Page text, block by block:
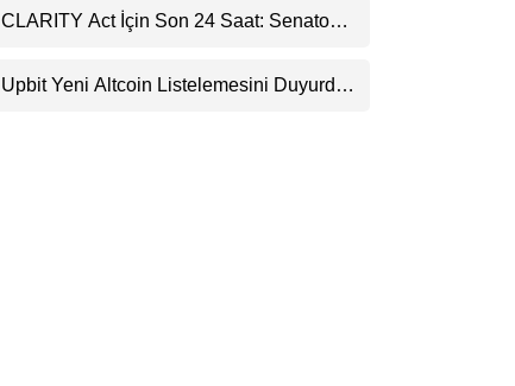
CLARITY Act İçin Son 24 Saat: Senato
Beklentisini Bozabilir
Upbit Yeni Altcoin Listelemesini Duyurdu: